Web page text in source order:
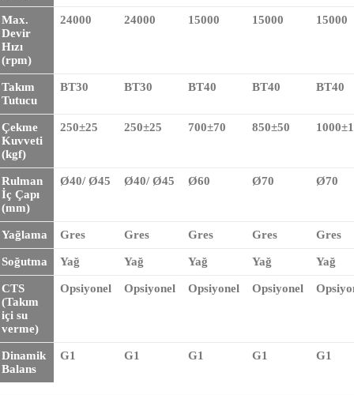
Max.
Devir
Hızı
(rpm)
24000 24000 15000 15000 15000
Takım
Tutucu
BT30 BT30 BT40 BT40 BT40
Çekme
Kuvveti
(kgf)
250±25 250±25 700±70 850±50
Rulman
İç Çapı
(mm)
Ø40/ Ø45 Ø40/ Ø45 Ø60 Ø70 Ø70
Yağlama Gres Gres Gres Gres Gres
Soğutma Yağ Yağ Yağ Yağ Yağ
CTS
(Takım
içi su
verme)
Opsiyonel Opsiyonel Opsiyonel Opsiyonel
Dinamik
Balans
G1 G1 G1 G1 G1